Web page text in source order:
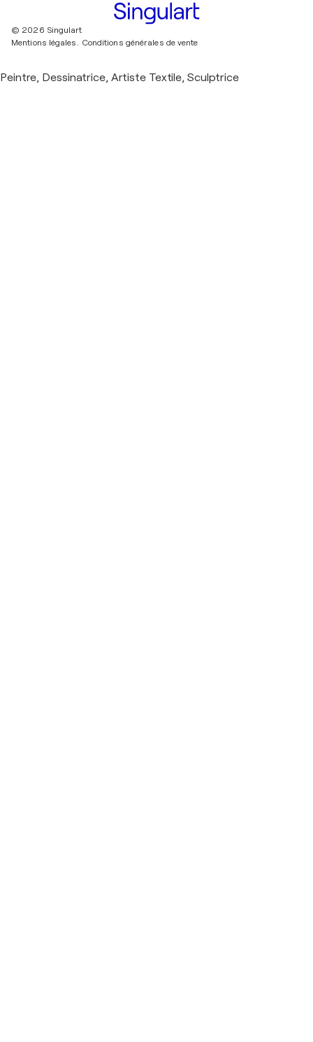
© 2026 Singulart
Mentions légales. Conditions générales de vente
Peintre, Dessinatrice, Artiste Textile, Sculptrice